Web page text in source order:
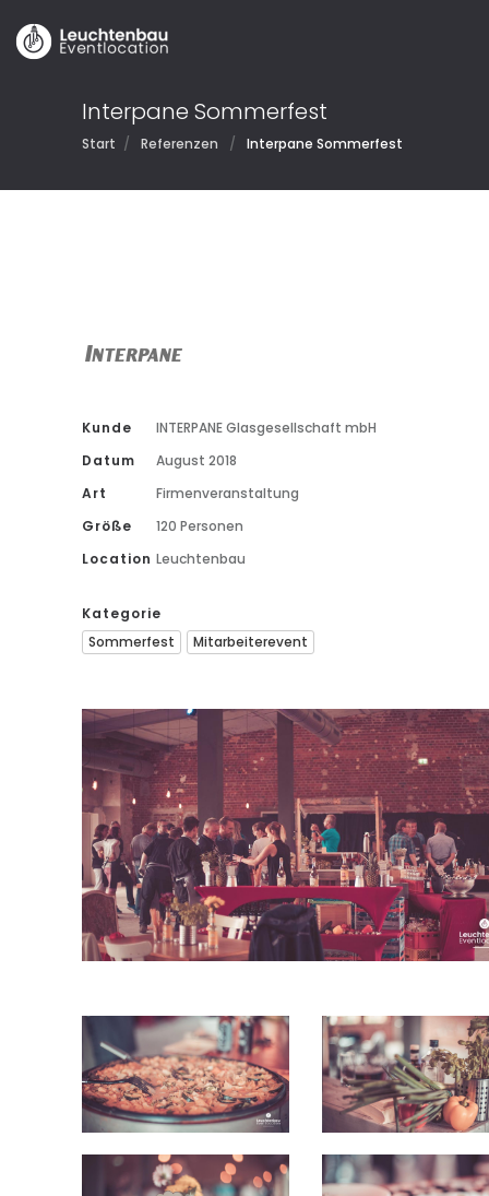
Interpane Sommerfest
Start / Referenzen / Interpane Sommerfest
Kunde
INTERPANE Glasgesellschaft mbH
Datum
August 2018
Art
Firmenveranstaltung
Größe
120 Personen
Location Leuchtenbau
Kategorie
Sommerfest
Mitarbeiterevent